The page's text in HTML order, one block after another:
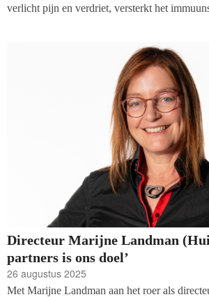
verlicht pijn en verdriet, versterkt het
Directeur Marijne Landman
partners is ons doel’
26 augustus 2025
Met Marijne Landman aan het roer als